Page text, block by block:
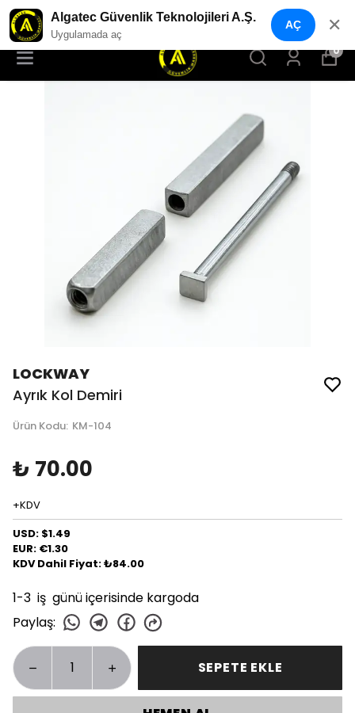
YENI NESIL GÜVENLIK GEÇIŞ SISTEMLERI
0
LOCKWAY
Ayrık Kol Demiri
Ürün Kodu: KM-104
₺ 70.00
+KDV
USD: $1.49
EUR: €1.30
KDV Dahil Fiyat: ₺84.00
1-3 iş günü içerisinde kargoda
Paylaş:
SEPETE EKLE
Algatec Güvenlik Teknolojileri A.Ş.
Uygulamada aç
AÇ ✕